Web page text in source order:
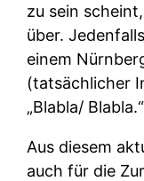
zu sein
über.
einem
(tatsächlicher
„Blabla/ Blabla.“
Aus diesem
auch für die